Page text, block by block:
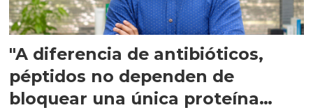
"A diferencia de antibióticos,
péptidos no dependen de
bloquear una única proteína